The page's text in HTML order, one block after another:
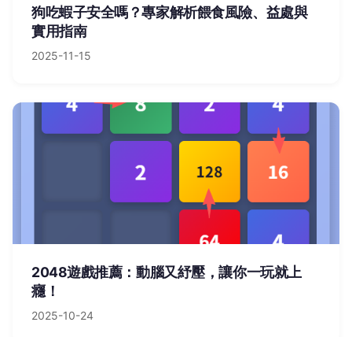
狗吃蝦子安全嗎？專家解析餵食風險、益處與
實用指南
2025-11-15
2048遊戲推薦：動腦又紓壓，讓你一玩就上
癮！
2025-10-24